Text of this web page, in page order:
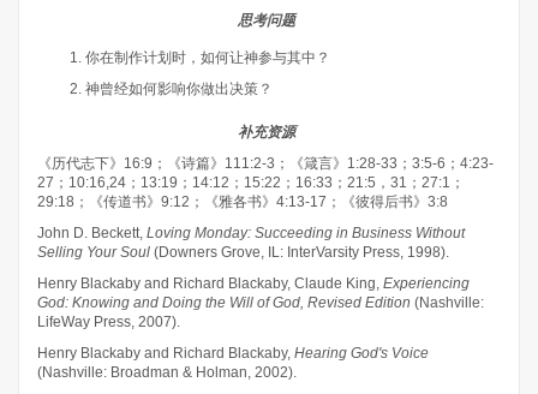
思考问题
你在制作计划时，如何让神参与其中？
神曾经如何影响你做出决策？
补充资源
《历代志下》16:9；《诗篇》111:2-3；《箴言》1:28-33；3:5-6；4:23-
27；10:16,24；13:19；14:12；15:22；16:33；21:5，31；27:1；
29:18；《传道书》9:12；《雅各书》4:13-17；《彼得后书》3:8
John D. Beckett, Loving Monday: Succeeding in Business Without
Selling Your Soul (Downers Grove, IL: InterVarsity Press, 1998).
Henry Blackaby and Richard Blackaby, Claude King, Experiencing
God: Knowing and Doing the Will of God, Revised Edition (Nashville:
LifeWay Press, 2007).
Henry Blackaby and Richard Blackaby, Hearing God's Voice
(Nashville: Broadman & Holman, 2002).